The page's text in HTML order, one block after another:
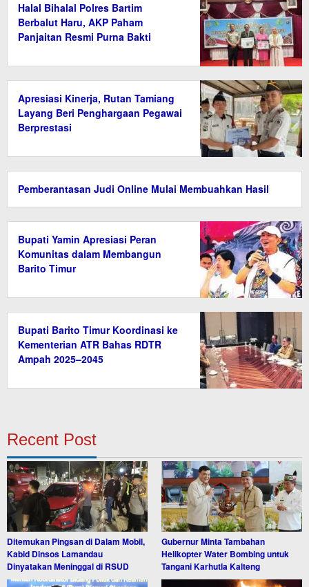
Halal Bihalal Polres Bartim
Berbalut Haru, AKP Paham
Panjaitan Resmi Purna Bakti
Apresiasi Kinerja, Rutan Tamiang
Layang Beri Penghargaan Pegawai
Berprestasi
Pemberantasan Judi Online Mulai Membuahkan Hasil
Bupati Yamin Apresiasi Peran
Komunitas dalam Membangun
Barito Timur
Bupati Barito Timur Koordinasi ke
Kementerian ATR Bahas RDTR
Ampah 2025–2045
Recent Post
Ditemukan Pingsan di Dalam Mobil,
Kabid Dinsos Lamandau
Dinyatakan Meninggal di RSUD
Gubernur Minta Tambahan
Helikopter Water Bombing untuk
Tangani Karhutla Kalteng